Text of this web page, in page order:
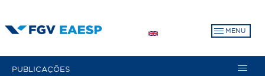
para
MENU
PUBLICAÇÕES